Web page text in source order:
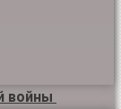
войны